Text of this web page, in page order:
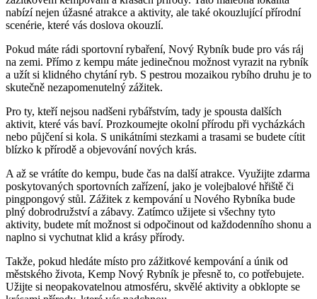
nabízí nejen úžasné atrakce a aktivity, ale také okouzlující přírodní
scenérie, které vás doslova okouzlí.
Pokud máte rádi sportovní rybaření, Nový Rybník bude pro vás ráj
na zemi. Přímo z kempu máte jedinečnou možnost vyrazit na rybník
a užít si klidného chytání ryb. S pestrou mozaikou rybího druhu je to
skutečně nezapomenutelný zážitek.
Pro ty, kteří nejsou nadšeni rybářstvím, tady je spousta dalších
aktivit, které vás baví. Prozkoumejte okolní přírodu při vycházkách
nebo půjčení si kola. S unikátními stezkami a trasami se budete cítit
blízko k přírodě a objevování nových krás.
A až se vrátíte do kempu, bude čas na další atrakce. Využijte zdarma
poskytovaných sportovních zařízení, jako je volejbalové hřiště či
pingpongový stůl. Zážitek z kempování u Nového Rybníka bude
plný dobrodružství a zábavy. Zatímco užijete si všechny tyto
aktivity, budete mít možnost si odpočinout od každodenního shonu a
naplno si vychutnat klid a krásy přírody.
Takže, pokud hledáte místo pro zážitkové kempování a únik od
městského života, Kemp Nový Rybník je přesně to, co potřebujete.
Užijte si neopakovatelnou atmosféru, skvělé aktivity a obklopte se